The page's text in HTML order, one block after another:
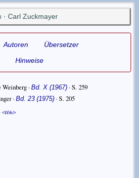
· Carl Zuckmayer
Autoren
Übersetzer
Hinweise
·Bd. X (1967) · S. 259
·Bd. 23 (1975) · S. 205
Wiki